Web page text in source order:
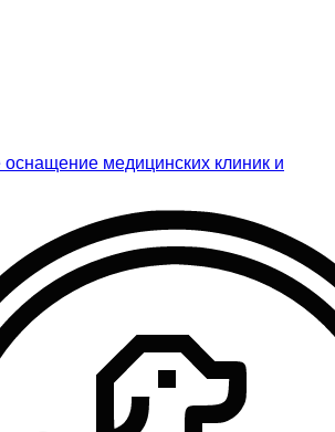
оснащение медицинских клиник и